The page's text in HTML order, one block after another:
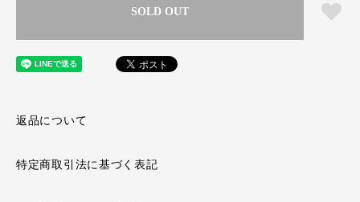
SOLD OUT
返品について
特定商取引法に基づく表記